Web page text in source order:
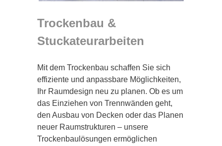
Trockenbau &
Stuckateurarbeiten
Mit dem Trockenbau schaffen Sie sich
effiziente und anpassbare Möglichkeiten,
Ihr Raumdesign neu zu planen. Ob es um
das Einziehen von Trennwänden geht,
den Ausbau von Decken oder das Planen
neuer Raumstrukturen – unsere
Trockenbaulösungen ermöglichen